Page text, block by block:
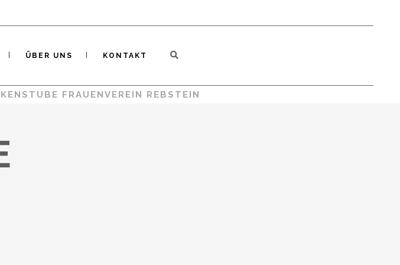
ÜBER UNS KONTAKT
FRAUENVEREIN REBSTEIN